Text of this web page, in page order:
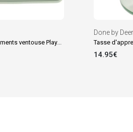
Assiette à compartiments ventouse Playground Vert
Done by Deer
14.95€